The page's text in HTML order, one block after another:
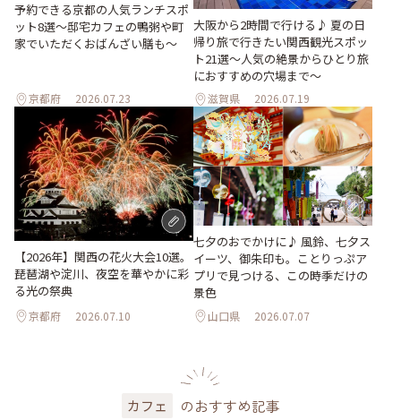
予約できる京都の人気ランチスポ
ット8選～邸宅カフェの鴨粥や町
家でいただくおばんざい膳も～
京都府 2026.07.23
大阪から2時間で行ける♪ 夏の日
帰り旅で行きたい関西観光スポッ
ト21選～人気の絶景からひとり旅
におすすめの穴場まで～
滋賀県 2026.07.19
【2026年】関西の花火大会10選。
琵琶湖や淀川、夜空を華やかに彩
る光の祭典
京都府 2026.07.10
七夕のおでかけに♪ 風鈴、七夕ス
イーツ、御朱印も。ことりっぷア
プリで見つける、この時季だけの
景色
山口県 2026.07.07
カフェ のおすすめ記事